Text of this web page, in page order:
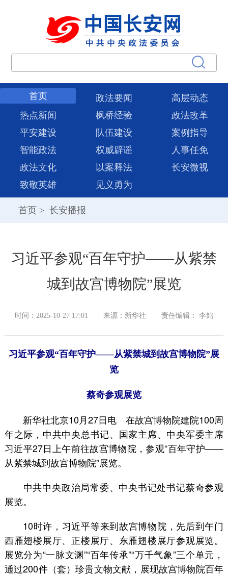
首页 政法要闻
高层动态
热点新闻
枫桥经验
政法改革
平安建设
队伍建设
案例指导
智能政法
权威辟谣
人事任免
政法文化
以案释法
长安微视
致敬英雄
见义勇为
首页 > 长安播报
习近平参观“百年守护——从紫禁
城到故宫博物院”展览
时间：2025-10-27 17:01 来源：新华社 责任编辑： 李鸽
习近平参观“百年守护——从紫禁城到故宫博物院”展
览
蔡奇参观展览
新华社北京10月27日电 在故宫博物院建院100周
年之际，中共中央总书记、国家主席、中央军委主席
习近平27日上午前往故宫博物院，参观“百年守护——
从紫禁城到故宫博物院”展览。
中共中央政治局常委、中央书记处书记蔡奇参观
展览。
10时许，习近平等来到故宫博物院，先后到午门
西雁翅楼展厅、正楼展厅、东雁翅楼展厅参观展览。
展览分为“一脉文渊”“百年传承”“万千气象”三个单元，
通过200件（套）珍贵文物文献，展现故宫博物院百年